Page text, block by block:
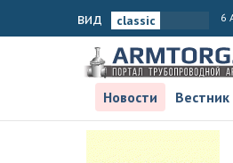
вид 6
Новости